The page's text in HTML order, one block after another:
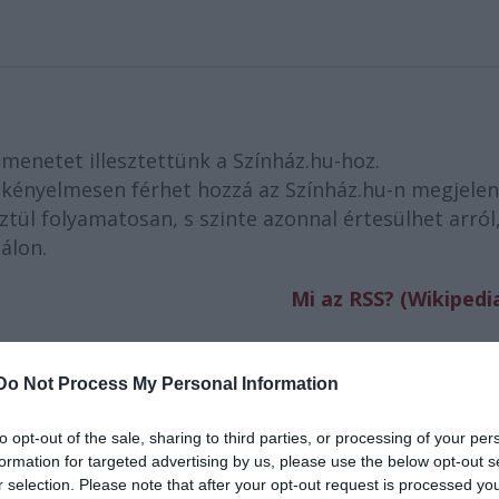
Not Process My Personal Information
opt-out of the sale, sharing to third parties, or processing of your
for targeted advertising by us, please use the below opt-out
selection. Please note that after your opt-out request is processed
illesztettünk a Színház.hu-hoz.
férhet hozzá az Színház.hu-n
folyamatosan, s szinte azonnal értesülhet arról,
Mi az RSS?
kifejezés rövidítése, nyers magyar fordításban
olyan lehetőséget takar, melynek segítségével
a frissen megjelent hírek linkjei és
hogy a kedvenc hírportálok, hálónaplók
az újonnan felkerült anyagok